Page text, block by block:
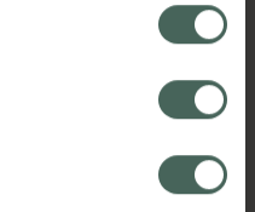
samtycke påverkar inte
skett innan återkallelsen.